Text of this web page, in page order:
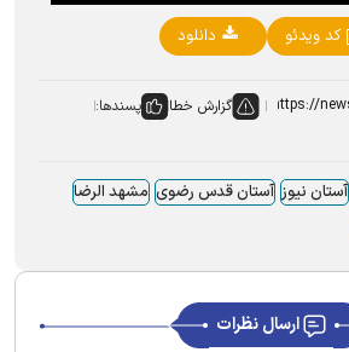
کد ویدئو دانلود
گزارش خطا
پسندها:
آستان نیوز آستان قدس رضوی مشهد الرضا
ارسال نظرات